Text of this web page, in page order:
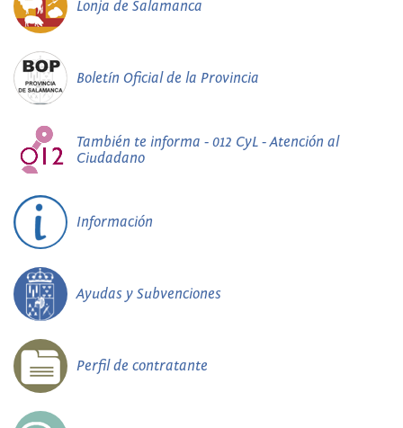
Lonja de Salamanca
Boletín Oficial de la Provincia
También te informa - 012 CyL - Atención al
Ciudadano
Información
Ayudas y Subvenciones
Perfil de contratante